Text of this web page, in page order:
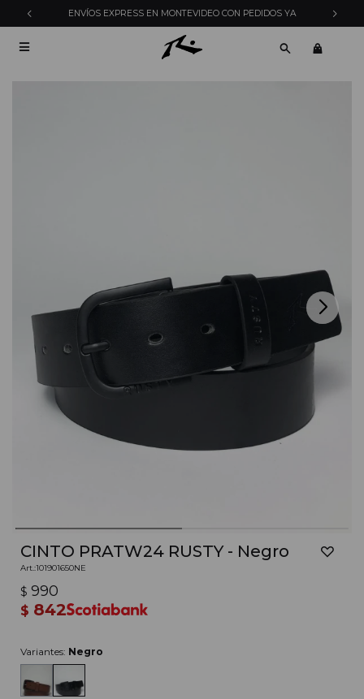
ENVÍOS EXPRESS EN MONTEVIDEO CON PEDIDOS YA

CINTO PRATW24 RUSTY - Negro
101901650NE
$ 990
$ 842
Variantes: Negro